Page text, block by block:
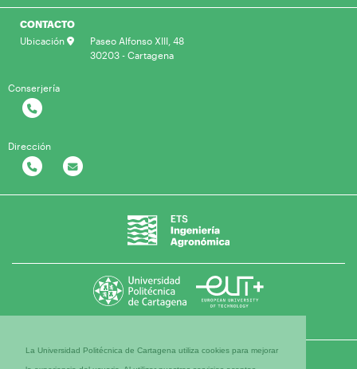
La Universidad Politécnica de Cartagena utiliza cookies para mejorar
CONTACTO
Ubicación
Paseo Alfonso XIII, 48
30203 - Cartagena
Conserjería
Dirección